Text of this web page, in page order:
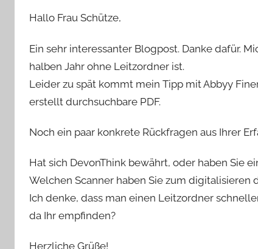
Hallo Frau Schütze,
Ein sehr interessanter Blogpost. Danke dafür.
halben Jahr ohne Leitzordner ist.
Leider zu spät kommt mein Tipp mit Abbyy
erstellt durchsuchbare PDF.
Noch ein paar konkrete Rückfragen aus Ihrer
Hat sich DevonThink bewährt, oder haben Sie
Welchen Scanner haben Sie zum
Ich denke, dass man einen Leitzordner
da Ihr empfinden?
Herzliche Grüße!